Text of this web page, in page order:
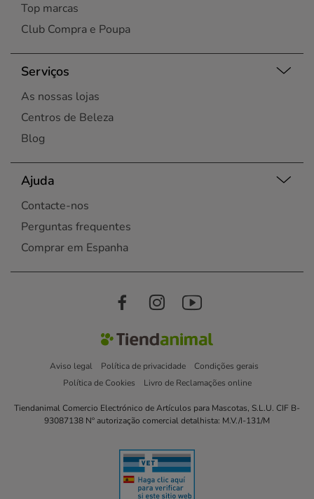
Top marcas
Club Compra e Poupa
Serviços
As nossas lojas
Centros de Beleza
Blog
Ajuda
Contacte-nos
Perguntas frequentes
Comprar em Espanha
Aviso legal Política de privacidade
Condições gerais
Política de Cookies
Livro de Reclamações online
Tiendanimal Comercio Electrónico de Artículos para Mascotas, S.L.U. CIF B-
93087138 Nº autorização comercial detalhista: M.V./I-131/M